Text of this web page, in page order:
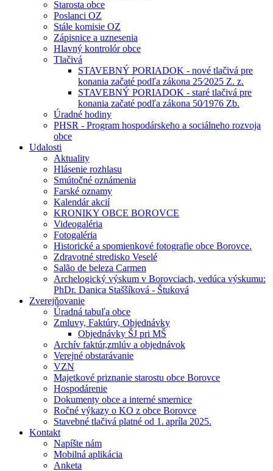
Starosta obce
Poslanci OZ
Stále komisie OZ
Zápisnice a uznesenia
Hlavný kontrolór obce
Tlačivá
STAVEBNÝ PORIADOK - nové tlačivá pre
konania začaté podľa zákona 25⁄2025 Z. z.
STAVEBNÝ PORIADOK - staré tlačivá pre
konania začaté podľa zákona 50⁄1976 Zb.
Úradné hodiny
PHSR - Program hospodárskeho a sociálneho rozvoja
obce
Udalosti
Aktuality
Hlásenie rozhlasu
Smútočné oznámenia
Farské oznamy
Kalendár akcií
KRONIKY OBCE BOROVCE
Videogaléria
Fotogaléria
Historické a spomienkové fotografie obce Borovce.
Zdravotné stredisko Veselé
Salão de beleza Carmen
Archelogický výskum v Borovciach, vedúca výskumu:
PhDr. Danica Staššíková - Štuková
Zverejňovanie
Úradná tabuľa obce
Zmluvy, Faktúry, Objednávky
Objednávky ŠJ pri MŠ
Archív faktúr,zmlúv a objednávok
Verejné obstarávanie
VZN
Majetkové priznanie starostu obce Borovce
Hospodárenie
Dokumenty obce a interné smernice
Ročné výkazy o KO z obce Borovce
Stavebné tlačivá platné od 1. apríla 2025.
Kontakt
Napíšte nám
Mobilná aplikácia
Anketa